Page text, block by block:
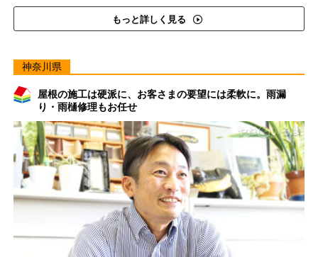
もっと詳しく見る
神奈川県
屋根の施工は硬派に、お客さまの要望には柔軟に。雨漏
り・雨樋修理もお任せ